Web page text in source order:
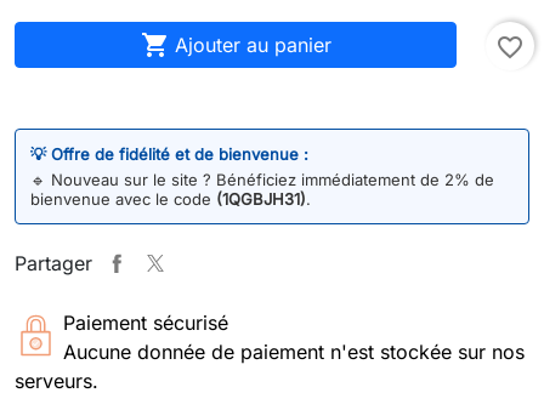
 Ajouter au panier favorite_border
💡 Offre de fidélité et de bienvenue :
🔹 Nouveau sur le site ? Bénéficiez immédiatement de 2% de
bienvenue avec le code (1QGBJH31).
Partager
Paiement sécurisé
Aucune donnée de paiement n'est stockée sur nos
serveurs.